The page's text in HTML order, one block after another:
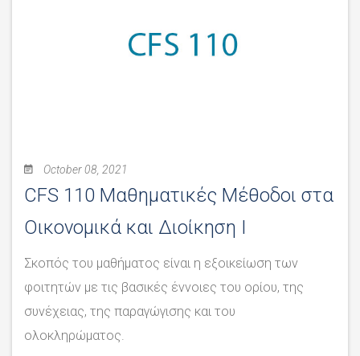
October 08, 2021
CFS 110 Μαθηματικές Μέθοδοι στα
Οικονομικά και Διοίκηση Ι
Σκοπός του μαθήματος είναι η εξοικείωση των
φοιτητών με τις βασικές έννοιες του ορίου, της
συνέχειας, της παραγώγισης και του
ολοκληρώματος.